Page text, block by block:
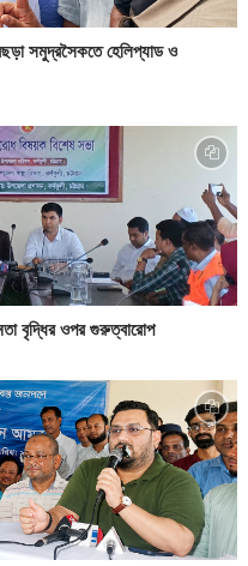
সমুদ্রসৈকতে হেলিপ্যাড ও
বৃদ্ধির ওপর গুরুত্বারোপ